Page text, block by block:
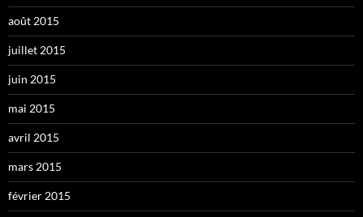
août 2015
juillet 2015
juin 2015
mai 2015
avril 2015
mars 2015
février 2015